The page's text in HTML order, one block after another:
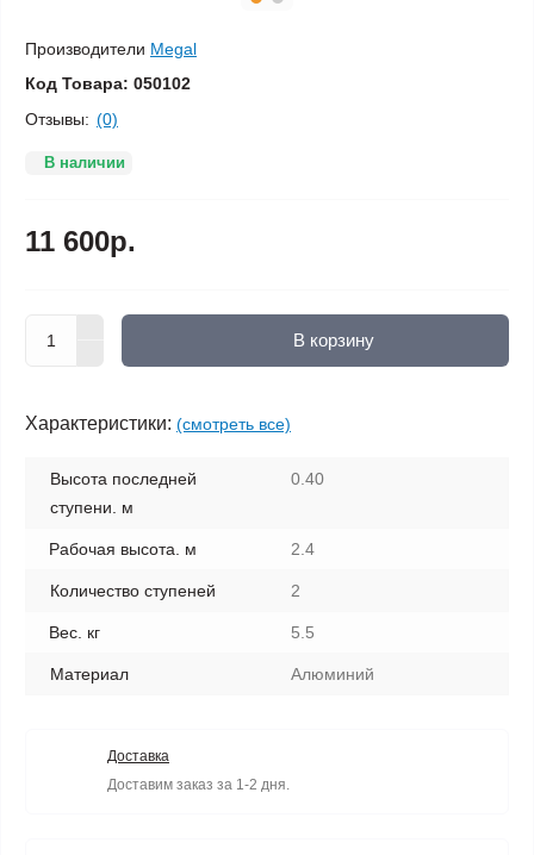
Производители Megal
Код Товара: 050102
Отзывы: (0)
В наличии
11 600р.
В корзину
Характеристики: (смотреть все)
Высота последней
ступени. м
0.40
Рабочая высота. м 2.4
Количество ступеней 2
Вес. кг 5.5
Материал Алюминий
Доставка
Доставим заказ за 1-2 дня.